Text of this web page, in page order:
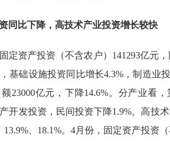
同比下降，高技术产业投资增长较快
定资产投资（不含农户） 141293亿元
基础设施投资同比增长4.3% ，制造业
23000亿元，下降14.6%。分产业看
开发投资，民间投资下降1.9%。高技
13.9% 18.1%。 4月份，固定资产投资